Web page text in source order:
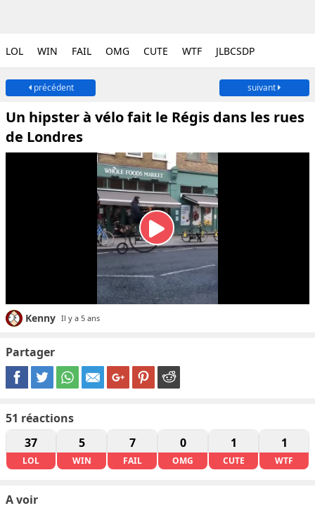
LOL WIN FAIL OMG CUTE WTF JLBCSDP
précédent suivant
Un hipster à vélo fait le Régis dans les rues
de Londres
Kenny Il y a 5 ans
Partager
51 réactions
37
LOL
5
WIN
7
FAIL
0
OMG
1
CUTE
1
WTF
A voir